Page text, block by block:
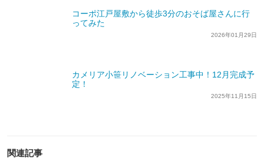
コーポ江戸屋敷から徒歩3分のおそば屋さんに行
ってみた
2026年01月29日
カメリア小笹リノベーション工事中！12月完成予
定！
2025年11月15日
関連記事